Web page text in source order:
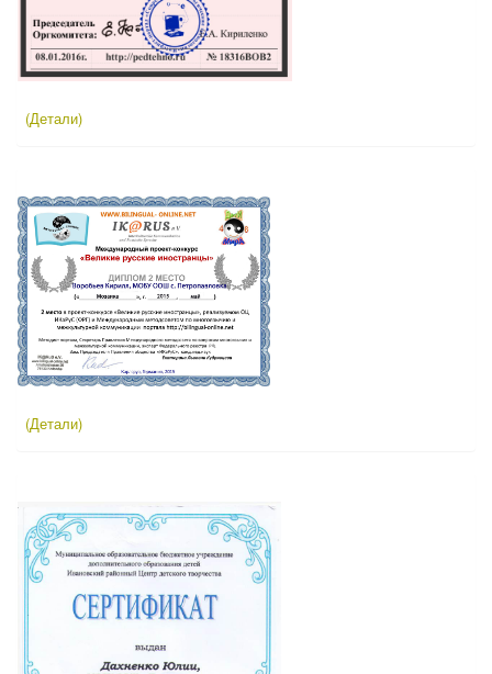
(Детали)
(Детали)